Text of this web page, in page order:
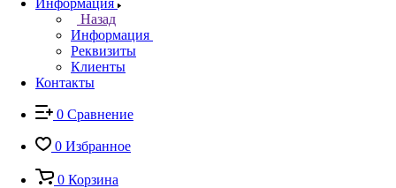
Информация
Назад
Информация
Реквизиты
Клиенты
Контакты
0 Сравнение
0 Избранное
0 Корзина